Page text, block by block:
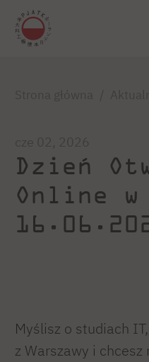
Dzień
Online w
Myślisz o studiach
z Warszawy i